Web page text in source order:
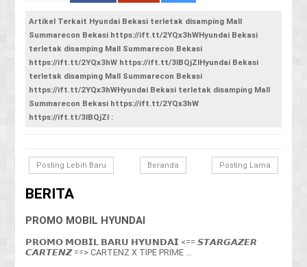
Artikel Terkait Hyundai Bekasi terletak disamping Mall
Summarecon Bekasi https://ift.tt/2YQx3hWHyundai Bekasi
terletak disamping Mall Summarecon Bekasi
https://ift.tt/2YQx3hW https://ift.tt/3lBQjZIHyundai Bekasi
terletak disamping Mall Summarecon Bekasi
https://ift.tt/2YQx3hWHyundai Bekasi terletak disamping Mall
Summarecon Bekasi https://ift.tt/2YQx3hW
https://ift.tt/3lBQjZI :
Posting Lebih Baru Posting Lama
Beranda
BERITA
PROMO MOBIL HYUNDAI
𝗣𝗥𝗢𝗠𝗢 𝗠𝗢𝗕𝗜𝗟 𝗕𝗔𝗥𝗨 𝗛𝗬𝗨𝗡𝗗𝗔𝗜 <== 𝙎𝙏𝘼𝙍𝙂𝘼𝙕𝙀𝙍
𝘾𝘼𝙍𝙏𝙀𝙉𝙕 ==> CARTENZ X TIPE PRIME ...